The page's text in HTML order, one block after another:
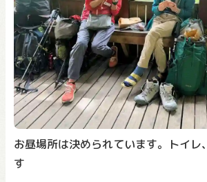
お昼場所は決められています。トイレ
す